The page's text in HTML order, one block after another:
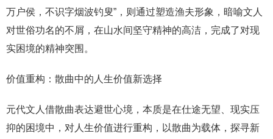
万户侯，不识字烟波钓叟”，则通过塑造渔夫形象，暗喻文人
对世俗功名的不屑，在山水间坚守精神的高洁，完成了对现
实困境的精神突围。
价值重构：散曲中的人生价值新选择
元代文人借散曲表达避世心境，本质是在仕途无望、现实压
抑的困境中，对人生价值进行重构，以散曲为载体，探寻新